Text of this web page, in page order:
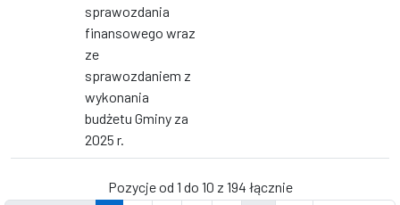
sprawozdania
finansowego wraz
ze
sprawozdaniem z
wykonania
budżetu Gminy za
2025 r.
Pozycje od 1 do 10 z 194 łącznie